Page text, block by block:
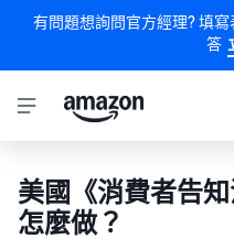
有問題想詢問官方經理? 填
答
美國《消費者告
怎麼做？